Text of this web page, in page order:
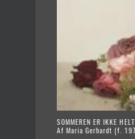
SOMMEREN ER IKKE
Af Maria Gerhardt (f.